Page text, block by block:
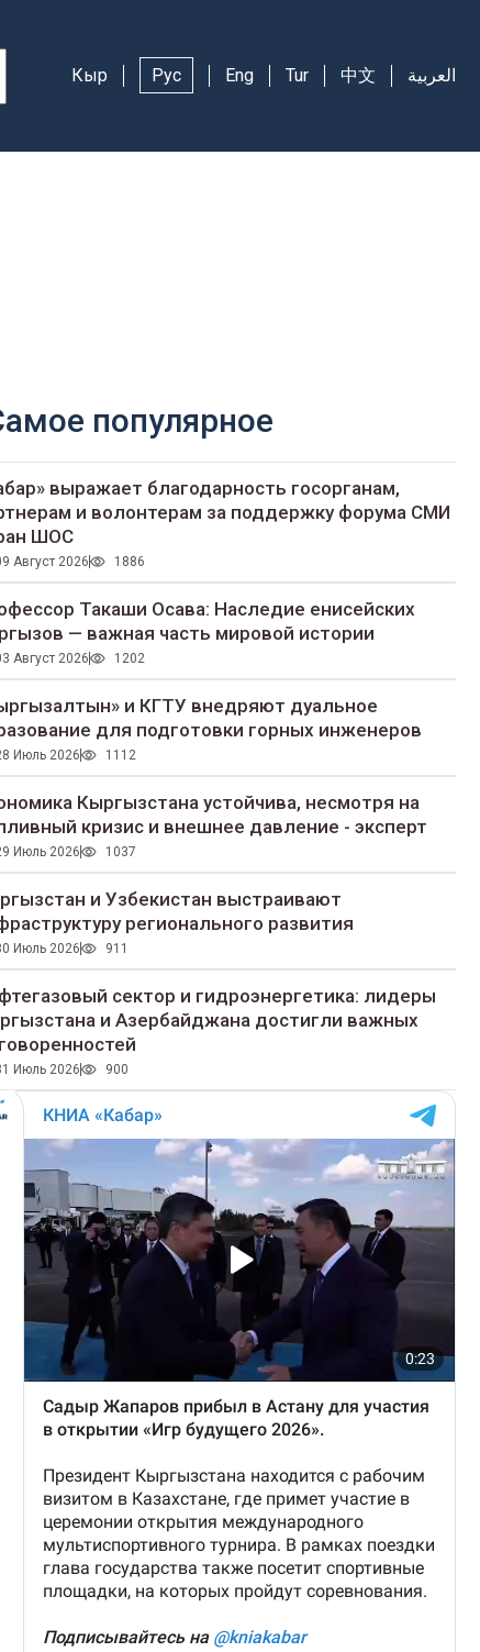
Кыр Рус Eng Tur 中文 العربية
популярное
выражает благодарность госорганам,
и волонтерам за поддержку форума СМИ
ШОС
Август 2026 1886
Такаши Осава: Наследие енисейских
— важная часть мировой истории
Август 2026 1202
и КГТУ внедряют дуальное
для подготовки горных инженеров
Июль 2026 1112
Кыргызстана устойчива, несмотря на
кризис и внешнее давление - эксперт
Июль 2026 1037
и Узбекистан выстраивают
регионального развития
Июль 2026 911
сектор и гидроэнергетика: лидеры
и Азербайджана достигли важных
Июль 2026 900